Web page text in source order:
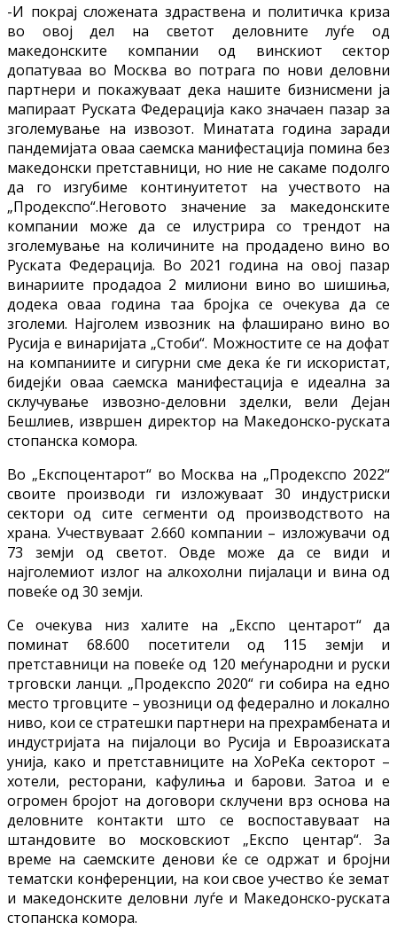
-И покрај сложената здраствена и политичка криза
во овој дел на светот деловните луѓе од
македонските компании од винскиот сектор
допатуваа во Москва во потрага по нови деловни
партнери и покажуваат дека нашите бизнисмени ја
мапираат Руската Федерација како значаен пазар за
зголемување на извозот. Минатата година заради
пандемијата оваа саемска манифестација помина без
македонски претставници, но ние не сакаме подолго
да го изгубиме континуитетот на учеството на
„Продекспо“.Неговото значение за македонските
компании може да се илустрира со трендот на
зголемување на количините на продадено вино во
Руската Федерација. Во 2021 година на овој пазар
винариите продадоа 2 милиони вино во шишиња,
додека оваа година таа бројка се очекува да се
зголеми. Најголем извозник на флаширано вино во
Русија е винаријата „Стоби“. Можностите се на дофат
на компаниите и сигурни сме дека ќе ги искористат,
бидејќи оваа саемска манифестација е идеална за
склучување извозно-деловни зделки, вели Дејан
Бешлиев, извршен директор на Македонско-руската
стопанска комора.
Во „Експоцентарот“ во Москва на „Продекспо 2022“
своите производи ги изложуваат 30 индустриски
сектори од сите сегменти од производството на
храна. Учествуваат 2.660 компании – изложувачи од
73 земји од светот. Овде може да се види и
најголемиот излог на алкохолни пијалаци и вина од
повеќе од 30 земји.
Се очекува низ халите на „Експо центарот“ да
поминат 68.600 посетители од 115 земји и
претставници на повеќе од 120 меѓународни и руски
трговски ланци. „Продекспо 2020“ ги собира на едно
место трговците – увозници од федерално и локално
ниво, кои се стратешки партнери на прехрамбената и
индустријата на пијалоци во Русија и Евроазиската
унија, како и претставниците на ХоРеКа секторот –
хотели, ресторани, кафулиња и барови. Затоа и е
огромен бројот на договори склучени врз основа на
деловните контакти што се воспоставуваат на
штандовите во московскиот „Експо центар“. За
време на саемските денови ќе се одржат и бројни
тематски конференции, на кои свое учество ќе земат
и македонските деловни луѓе и Македонско-руската
стопанска комора.